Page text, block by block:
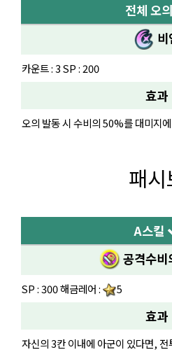
전체 오의
비
카운트 : 3 SP : 200
효과
오의 발동 시 수비의 50%를 대미지
패시
A스킬
공격수비
SP : 300 해금레어 : 5
효과
자신의 3칸 이내에 아군이 있다면,